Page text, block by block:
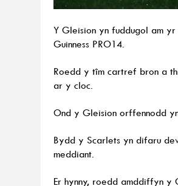
Y Gleision yn fuddugol am
Guinness PRO14.
Roedd y tîm cartref bron a
ar y cloc.
Ond y Gleision orffennodd
Bydd y Scarlets yn difaru
meddiant.
Er hynny, roedd amddiffyn